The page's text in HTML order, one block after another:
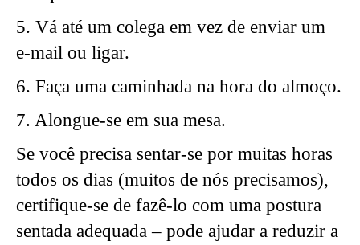
5. Vá até um colega em vez de enviar um
e-mail ou ligar.
6. Faça uma caminhada na hora do almoço.
7. Alongue-se em sua mesa.
Se você precisa sentar-se por muitas horas
todos os dias (muitos de nós precisamos),
certifique-se de fazê-lo com uma postura
sentada adequada – pode ajudar a reduzir a